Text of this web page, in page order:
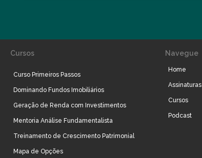
Cursos
Curso Primeiros Passos
Dominando Fundos Imobiliários
Geração de Renda com Investimentos
Mentoria Análise Fundamentalista
Treinamento de Crescimento Patrimonial
Mapa de Opções
Navegue
Home
Assinaturas
Cursos
Podcast